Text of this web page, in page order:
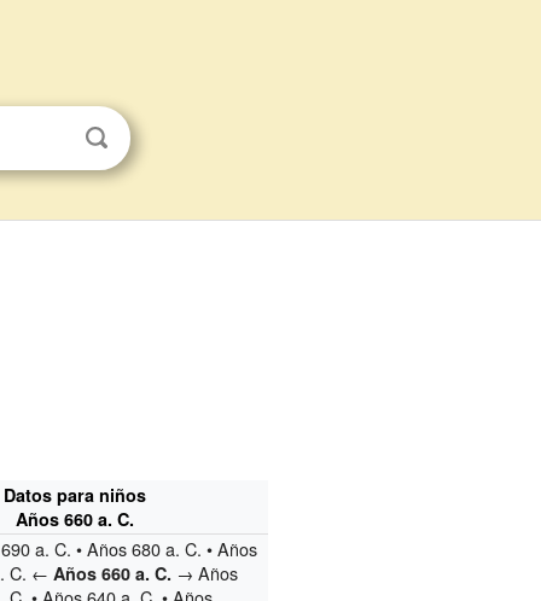
Datos para niños
Años 660 a. C.
a. C. • Años 680 a. C. • Años
C. ←Años 660 a. C. → Años